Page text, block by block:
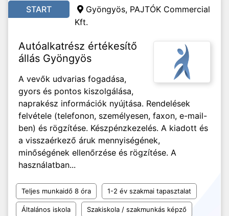
START
Gyöngyös, PAJTÓK Commercial
Kft.
Autóalkatrész értékesítő
állás Gyöngyös
A vevők udvarias fogadása,
gyors és pontos kiszolgálása,
naprakész információk nyújtása. Rendelések
felvétele (telefonon, személyesen, faxon, e-mail-
ben) és rögzítése. Készpénzkezelés. A kiadott és
a visszaérkező áruk mennyiségének,
minőségének ellenőrzése és rögzítése. A
használatban...
Teljes munkaidő 8 óra 1-2 év szakmai tapasztalat
Általános iskola Szakiskola / szakmunkás képző